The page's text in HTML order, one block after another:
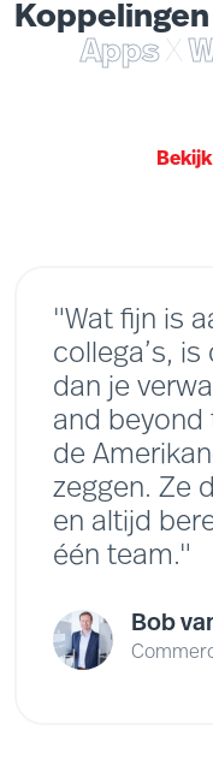
Koppelingen
Apps X
"Wat fijn is
collega’s,
dan je
and beyond
de
zeggen. Ze
en altijd
één team."
Bob